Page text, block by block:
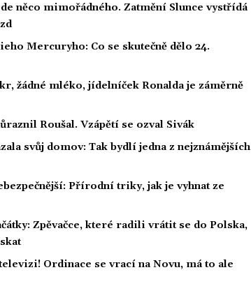
něco mimořádného. Zatmění Slunce vystřídá
Mercuryho: Co se skutečně dělo 24.
žádné mléko, jídelníček Ronalda je záměrně
Roušal. Vzápětí se ozval Sivák
svůj domov: Tak bydlí jedna z nejznámějších
Přírodní triky, jak je vyhnat ze
Zpěvačce, které radili vrátit se do Polska,
Ordinace se vrací na Novu, má to ale